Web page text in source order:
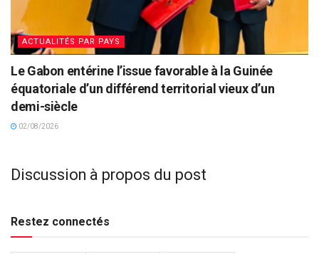
ACTUALITÉS PAR PAYS
Le Gabon entérine l’issue favorable à la Guinée
équatoriale d’un différend territorial vieux d’un
demi-siècle
02/08/2026
Discussion à propos du post
Restez connectés